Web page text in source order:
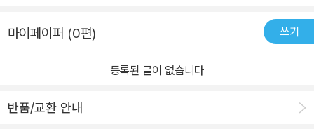
마이페이퍼 (0편) 쓰기
등록된 글이 없습니다
반품/교환 안내